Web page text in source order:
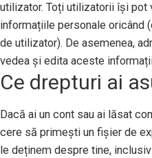
utilizator. Toți utilizatorii își pot
informațiile personale oricând
de utilizator). De asemenea,
vedea și edita aceste
Ce drepturi ai
Dacă ai un cont sau ai lăsat
cere să primești un fișier de
le deținem despre tine,